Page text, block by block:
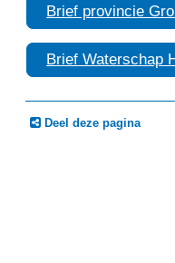
Brief provincie
Brief Waterschap
Deel deze pagina